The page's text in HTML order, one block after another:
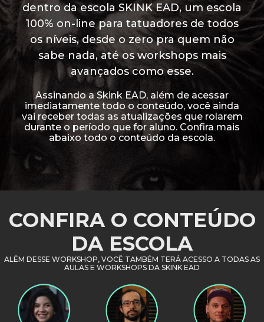
dentro da escola SKINK EAD, um escola
100% on-line para tatuadores de todos
os níveis, desde o zero pra quem não
sabe nada, até os workshops mais
avançados como esse.
Assinando a Skink EAD, além de acessar
imediatamente todo o conteúdo, você ainda
vai receber todas as atualizações que rolarem
durante o período que for aluno. Confira mais
abaixo todo o conteúdo da escola.
CONFIRA O CONTEÚDO
DA ESCOLA
ALÉM DESSE WORKSHOP, VOCÊ TAMBÉM TERÁ ACESSO A TODAS AS
AULAS E WORKSHOPS DA SKINK EAD